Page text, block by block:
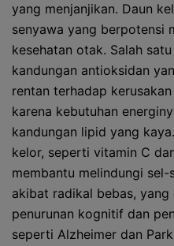
yang menjanjikan. Daun
senyawa yang berpotensi
kesehatan otak. Salah
kandungan antioksidan
rentan terhadap
karena kebutuhan
kandungan lipid yang
kelor, seperti vitamin C
membantu melindungi
akibat radikal bebas,
penurunan kognitif dan
seperti Alzheimer dan